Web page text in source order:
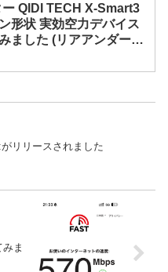
QIDI TECH X-Smart3
形状 実効空力デバイス
ました (リアアンダーカ
リリースされました
ま